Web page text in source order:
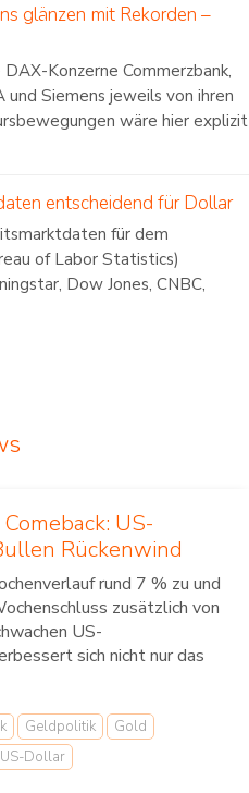
glänzen mit Rekorden –
Konzerne Commerzbank,
und Siemens jeweils von ihren
wäre hier explizit
entscheidend für Dollar
für dem
of Labor Statistics)
Dow Jones, CNBC,
US-
Rückenwind
rund 7 % zu und
zusätzlich von
US-
sich nicht nur das
Geldpolitik
Gold
US-Dollar